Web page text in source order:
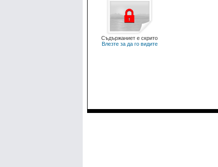
Съдържаниет е скрито
Влезте за да го видите